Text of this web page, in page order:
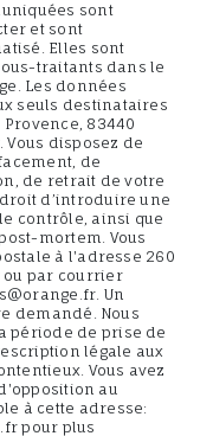
sont
et sont
Elles sont
traitants dans le
Les données
seuls destinataires
Provence, 83440
disposez de
de
de retrait de votre
d’introduire une
contrôle, ainsi que
mortem. Vous
à l'adresse 260
ou par courrier
Un
demandé. Nous
période de prise de
légale aux
Vous avez
au
à cette adresse:
pour plus